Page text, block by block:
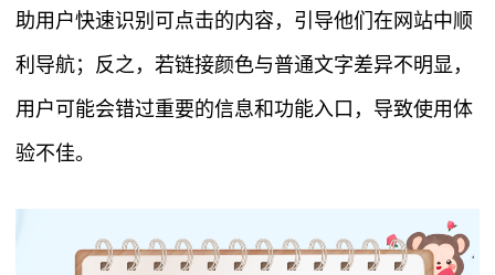
助用户快速识别可点击的内容，引导他们在网站中顺
利导航；反之，若链接颜色与普通文字差异不明显，
用户可能会错过重要的信息和功能入口，导致使用体
验不佳。